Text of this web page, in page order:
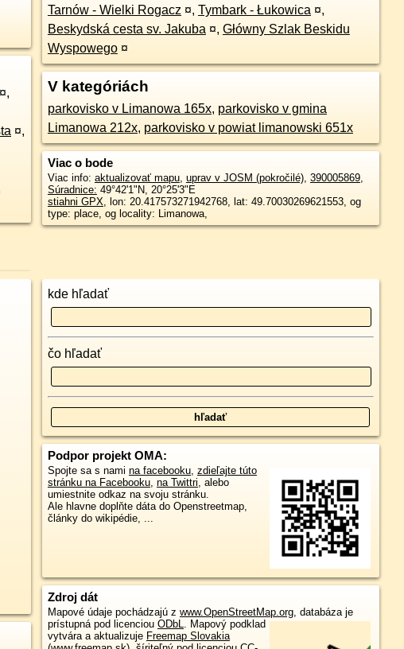
¤,
¤,
Tarnów - Wielki Rogacz ¤, Tymbark - Łukowica ¤,
Beskydská cesta sv. Jakuba ¤, Główny Szlak Beskidu
Wyspowego ¤
V kategóriách
parkovisko v Limanowa 165x, parkovisko v gmina
Limanowa 212x, parkovisko v powiat limanowski 651x
Viac o bode
Viac info: aktualizovať mapu, uprav v JOSM (pokročilé), 390005869,
Súradnice: 49°42'1"N, 20°25'3"E
stiahni GPX, lon: 20.417573271942768, lat: 49.70030269621553, og
type: place, og locality: Limanowa,
kde hľadať
čo hľadať
Podpor projekt OMA:
Spojte sa s nami na facebooku, zdieľajte túto
stránku na Facebooku, na Twittri, alebo
umiestnite odkaz na svoju stránku.
Ale hlavne doplňte dáta do Openstreetmap,
články do wikipédie, ...
Zdroj dát
Mapové údaje pochádzajú z www.OpenStreetMap.org, databáza je
prístupná pod licenciou ODbL. Mapový podklad
vytvára a aktualizuje Freemap Slovakia